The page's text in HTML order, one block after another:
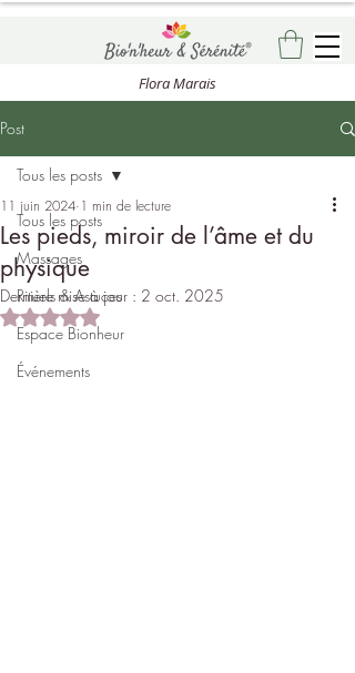
Flora Marais
Post
Tous les posts
Massages
Rituels & Astuces
Espace Bionheur
Événements
Tous les posts
Les pieds, miroir de l’âme et du
physique
11 juin 2024 1 min de lecture
Dernière mise à jour : 2 oct. 2025
Noté NaN étoiles sur 5.